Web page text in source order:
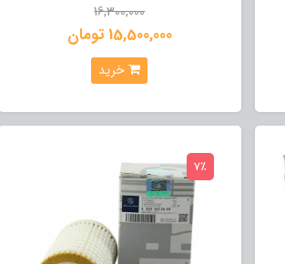
16,300,000
15,500,000 تومان
خرید
7٪